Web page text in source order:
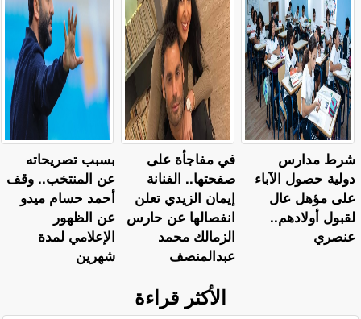
بسبب تصريحاته
عن المنتخب.. وقف
أحمد حسام ميدو
عن الظهور
الإعلامي لمدة
شهرين
في مفاجأة على
صفحتها.. الفنانة
إيمان الزيدي تعلن
انفصالها عن حارس
الزمالك محمد
عبدالمنصف
شرط مدارس
دولية حصول الآباء
على مؤهل عال
لقبول أولادهم..
عنصري
الأكثر قراءة